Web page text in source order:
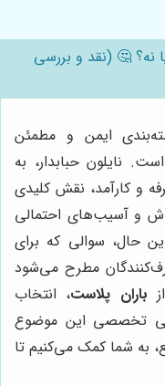
نه؟ 🤔 (نقد و بررسی
ایمن و مطمئن
نایلون حبابدار، به
و کارآمد، نقش کلیدی
و آسیب‌های احتمالی
حال، سوالی که برای
مطرح می‌شود
باران پلاست، انتخاب
تخصصی این موضوع
به شما کمک می‌کنیم تا